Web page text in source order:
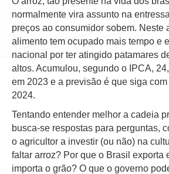
normalmente vira assunto na
preços ao consumidor sobem. Neste
alimento tem ocupado mais tempo e
nacional por ter atingido patamares
altos. Acumulou, segundo o IPCA,
em 2023 e a previsão é que siga
2024.
Tentando entender melhor a cadeia
busca-se respostas para perguntas,
o agricultor a investir (ou não) na
faltar arroz? Por que o Brasil exporta
importa o grão? O que o governo